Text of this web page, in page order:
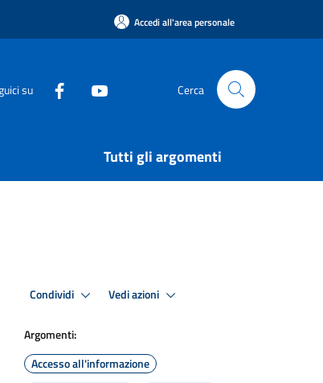
Accedi all'area personale
su Cerca
Tutti gli argomenti
Condividi Vedi azioni
Argomenti:
Accesso all'informazione